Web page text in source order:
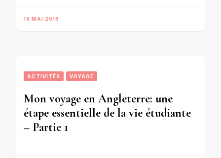
18 MAI 2016
ACTIVITÉS VOYAGE
Mon voyage en Angleterre: une
étape essentielle de la vie étudiante
– Partie 1